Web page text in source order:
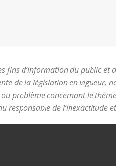
fins d’information du public et
de la législation en vigueur,
problème concernant le
responsable de l’inexactitude